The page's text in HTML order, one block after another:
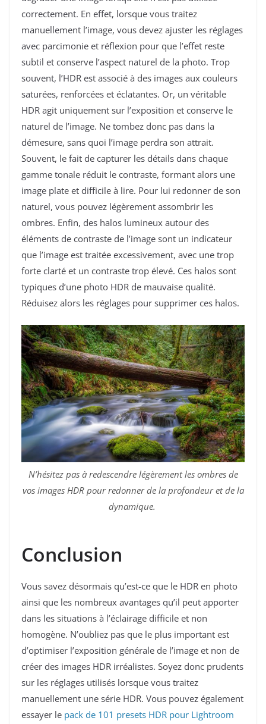
correctement. En effet, lorsque vous traitez
manuellement l’image, vous devez ajuster les réglages
avec parcimonie et réflexion pour que l’effet reste
subtil et conserve l’aspect naturel de la photo. Trop
souvent, l’HDR est associé à des images aux couleurs
saturées, renforcées et éclatantes. Or, un véritable
HDR agit uniquement sur l’exposition et conserve le
naturel de l’image. Ne tombez donc pas dans la
démesure, sans quoi l’image perdra son attrait.
Souvent, le fait de capturer les détails dans chaque
gamme tonale réduit le contraste, formant alors une
image plate et difficile à lire. Pour lui redonner de son
naturel, vous pouvez légèrement assombrir les
ombres. Enfin, des halos lumineux autour des
éléments de contraste de l’image sont un indicateur
que l’image est traitée excessivement, avec une trop
forte clarté et un contraste trop élevé. Ces halos sont
typiques d’une photo HDR de mauvaise qualité.
Réduisez alors les réglages pour supprimer ces halos.
N’hésitez pas à redescendre légèrement les ombres de
vos images HDR pour redonner de la profondeur et de la
dynamique.
Conclusion
Vous savez désormais qu’est-ce que le HDR en photo
ainsi que les nombreux avantages qu’il peut apporter
dans les situations à l’éclairage difficile et non
homogène. N’oubliez pas que le plus important est
d’optimiser l’exposition générale de l’image et non de
créer des images HDR irréalistes. Soyez donc prudents
sur les réglages utilisés lorsque vous traitez
manuellement une série HDR. Vous pouvez également
essayer le pack de 101 presets HDR pour Lightroom